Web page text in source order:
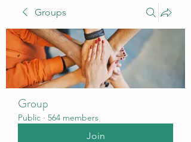
Groups
Group
Public · 564 members
Join